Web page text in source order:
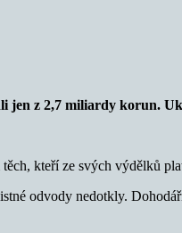
z 2,7 miliardy korun.
kteří ze svých výdělků
odvody nedotkly.